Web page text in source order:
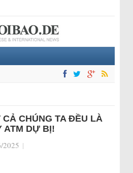
CẢ CHÚNG TA ĐỀU LÀ
ATM DỰ BỊ!
2025 |